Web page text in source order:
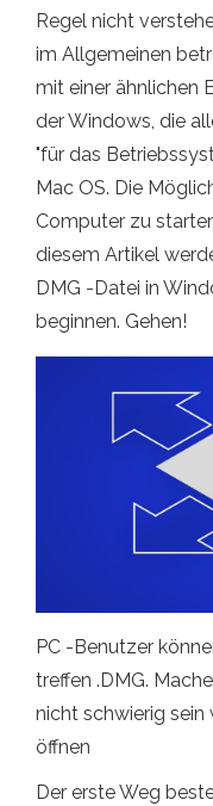
Regel nicht
im Allgemeinen
mit einer ähnlichen
der Windows, die
"für das
Mac OS. Die
Computer zu
diesem Artikel
DMG -Datei in
beginnen. Gehen!
PC -Benutzer
treffen .DMG.
nicht schwierig sein
öffnen
Der erste Weg